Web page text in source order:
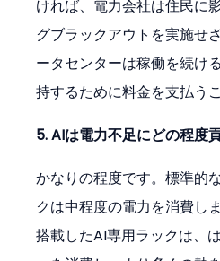
ければ、電力会社は住民に
グブラックアウトを実施せ
ータセンターは稼働を続け
持するために料金を支払う
5. AIは電力不足にどの程度
かなりの程度です。標準的
クは中程度の電力を消費し
搭載したAI専用ラックは、